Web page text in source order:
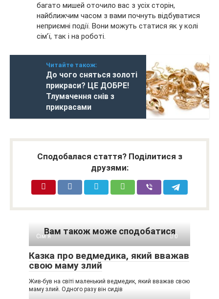
багато мишей оточило вас з усіх сторін,
найближчим часом з вами почнуть відбуватися
неприємні події. Вони можуть статися як у колі
сім’ї, так і на роботі.
Читайте також:
До чого сняться золоті
прикраси? ЦЕ ДОБРЕ!
Тлумачення снів з
прикрасами
Сподобалася стаття? Поділитися з
друзями:
Вам також може сподобатися
Сім'я 0
Казка про ведмедика, який вважав
свою маму злий
Жив-був на світі маленький ведмедик, який вважав свою
маму злий. Одного разу він сидів